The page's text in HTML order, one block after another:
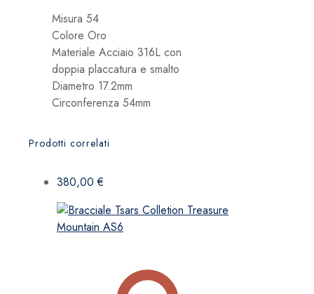
Misura 54
Colore Oro
Materiale Acciaio 316L con
doppia placcatura e smalto
Diametro 17.2mm
Circonferenza 54mm
Prodotti correlati
380,00€